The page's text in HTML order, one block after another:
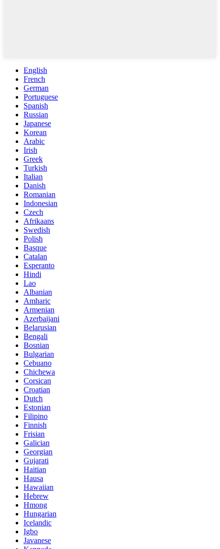
English
French
German
Portuguese
Spanish
Russian
Japanese
Korean
Arabic
Irish
Greek
Turkish
Italian
Danish
Romanian
Indonesian
Czech
Afrikaans
Swedish
Polish
Basque
Catalan
Esperanto
Hindi
Lao
Albanian
Amharic
Armenian
Azerbaijani
Belarusian
Bengali
Bosnian
Bulgarian
Cebuano
Chichewa
Corsican
Croatian
Dutch
Estonian
Filipino
Finnish
Frisian
Galician
Georgian
Gujarati
Haitian
Hausa
Hawaiian
Hebrew
Hmong
Hungarian
Icelandic
Igbo
Javanese